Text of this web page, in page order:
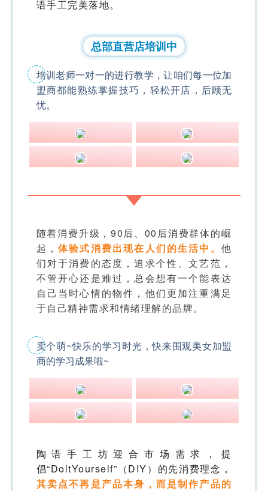
语手工完美落地。
总部直营店培训中
培训老师一对一的进行教学，让咱们每一位加
盟商都能熟练掌握技巧，轻松开店，后顾无
忧。
随着消费升级，90后、00后消费群体的崛
起，体验式消费出现在人们的生活中。 他
们对于消费的态度，追求个性、文艺范，
不管开心还是难过，总会想有一个能表达
自己当时心情的物件，他们更加注重满足
于自己精神需求和情绪理解的品牌。
卖个萌~快乐的学习时光，快来围观美女加盟
商的学习成果啦~
陶语手工坊迎合市场需求，提
倡“DoltYourself”（DIY）的先消费理念，
其卖点不再是产品本身，而是制作产品的